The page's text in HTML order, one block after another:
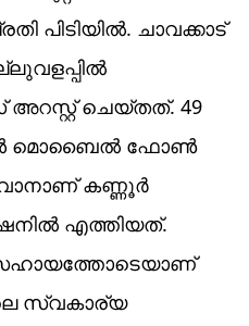
പിടിയിൽ. ചാവക്കാട്
ചെയ്തത്. 49
മൊബൈൽ ഫോൺ
കണ്ണൂർ
എത്തിയത്.
സ്വകാര്യ